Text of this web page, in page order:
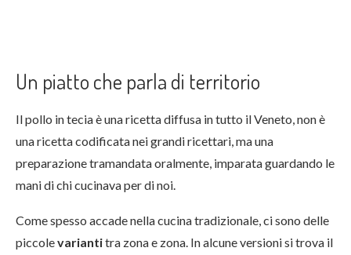
Un piatto che parla di territorio
Il pollo in tecia è una ricetta diffusa in tutto il Veneto, non è
una ricetta codificata nei grandi ricettari, ma una
preparazione tramandata oralmente, imparata guardando le
mani di chi cucinava per di noi.
Come spesso accade nella cucina tradizionale, ci sono delle
piccolevariantitra zona e zona. In alcune versioni si trova il